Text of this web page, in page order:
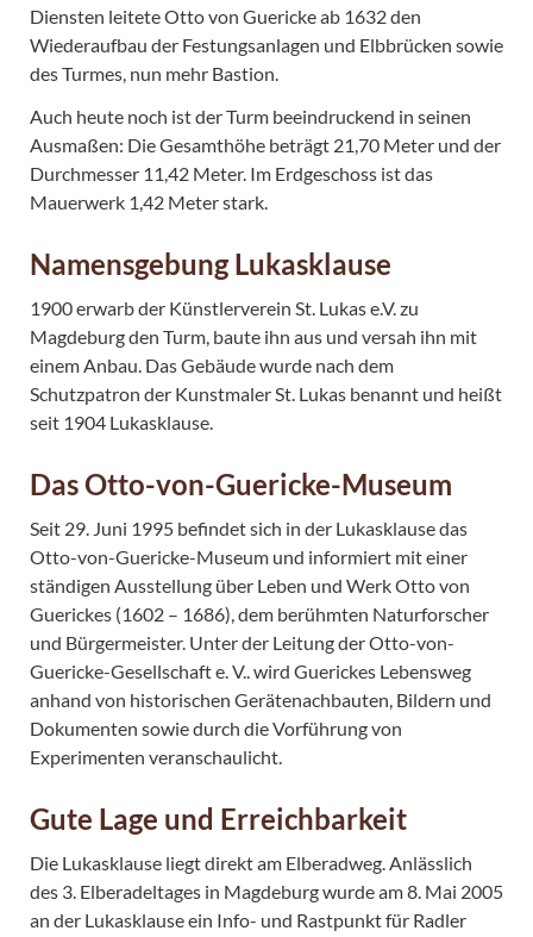
Diensten leitete Otto von Guericke ab 1632 den
Wiederaufbau der Festungsanlagen und Elbbrücken sowie
des Turmes, nun mehr Bastion.
Auch heute noch ist der Turm beeindruckend in seinen
Ausmaßen: Die Gesamthöhe beträgt 21,70 Meter und der
Durchmesser 11,42 Meter. Im Erdgeschoss ist das
Mauerwerk 1,42 Meter stark.
Namensgebung Lukasklause
1900 erwarb der Künstlerverein St. Lukas e.V. zu
Magdeburg den Turm, baute ihn aus und versah ihn mit
einem Anbau. Das Gebäude wurde nach dem
Schutzpatron der Kunstmaler St. Lukas benannt und heißt
seit 1904 Lukasklause.
Das Otto-von-Guericke-Museum
Seit 29. Juni 1995 befindet sich in der Lukasklause das
Otto-von-Guericke-Museum und informiert mit einer
ständigen Ausstellung über Leben und Werk Otto von
Guerickes (1602 – 1686), dem berühmten Naturforscher
und Bürgermeister. Unter der Leitung der Otto-von-
Guericke-Gesellschaft e. V.. wird Guerickes Lebensweg
anhand von historischen Gerätenachbauten, Bildern und
Dokumenten sowie durch die Vorführung von
Experimenten veranschaulicht.
Gute Lage und Erreichbarkeit
Die Lukasklause liegt direkt am Elberadweg. Anlässlich
des 3. Elberadeltages in Magdeburg wurde am 8. Mai 2005
an der Lukasklause ein Info- und Rastpunkt für Radler